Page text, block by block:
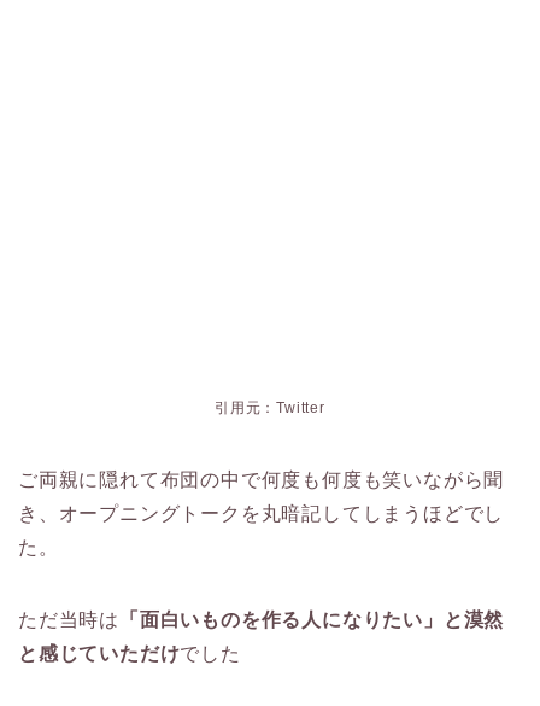
引用元：Twitter
ご両親に隠れて布団の中で何度も何度も笑いながら聞
き、オープニングトークを丸暗記してしまうほどでし
た。
ただ当時は
「面白いものを作る人になりたい」と漠然
と感じていただけでした